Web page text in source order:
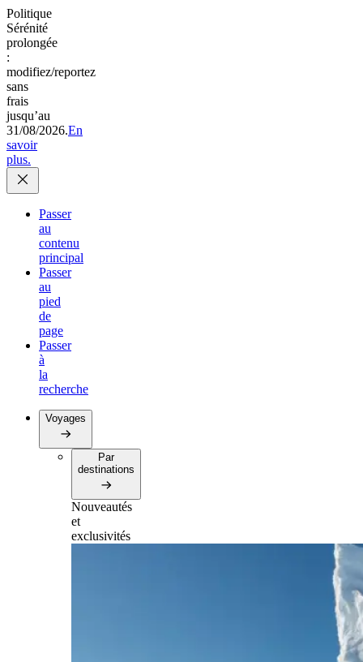
Politique
Sérénité
prolongée
:
modifiez/reportez
sans
frais
jusqu’au
31/08/2026.En
savoir
plus.
Passer
au
contenu
principal
Passer
au
pied
de
page
Passer
à
la
recherche
Voyages
Par
destinations
Nouveautés
et
exclusivités